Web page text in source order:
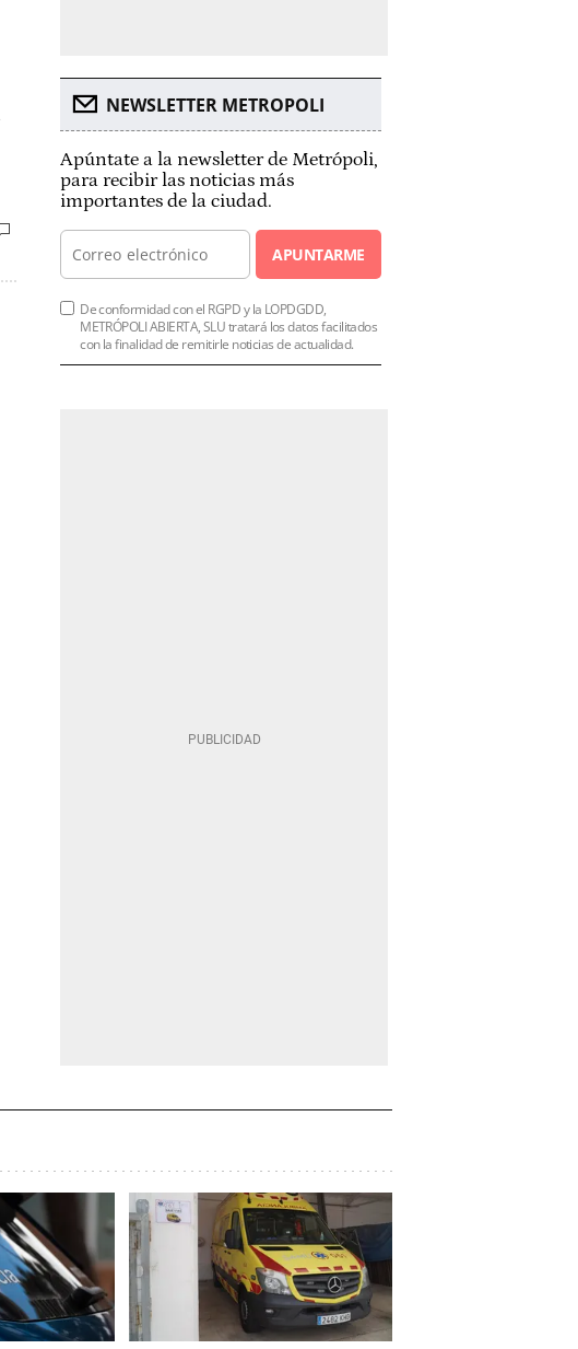
NEWSLETTER METROPOLI
Apúntate a la newsletter de Metrópoli,
para recibir las noticias más
importantes de la ciudad.
APUNTARME
De conformidad con el RGPD y la LOPDGDD,
METRÓPOLI ABIERTA, SLU tratará los datos facilitados
con la finalidad de remitirle noticias de actualidad.